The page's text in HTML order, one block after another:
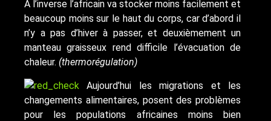
A l’inverse l’africain va stocker moins facilement et
beaucoup moins sur le haut du corps, car d’abord il
n’y a pas d’hiver à passer, et deuxièmement un
manteau graisseux rend difficile l’évacuation de
chaleur. (thermorégulation)
Aujourd’hui les migrations et les
changements alimentaires, posent des problèmes
pour les populations africaines moins bien